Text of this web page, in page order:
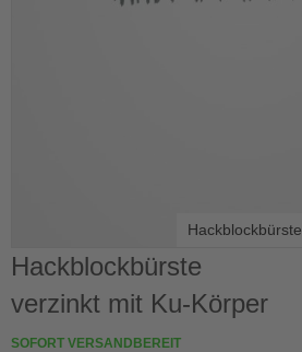
Hackblockbürste
verzinkt mit Ku-Körper
SOFORT VERSANDBEREIT
Hackblockbürste
Skip
to
the
of